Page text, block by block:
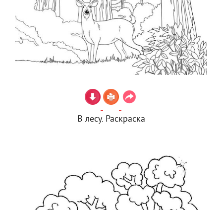
В лесу. Раскраска